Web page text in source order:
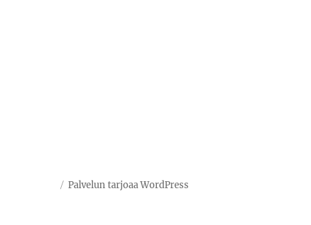
Palvelun tarjoaa WordPress